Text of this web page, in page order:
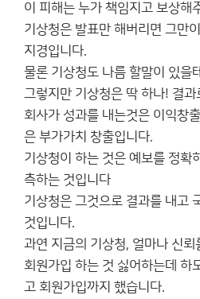
이 피해는 누가 책임지고 보상해
기상청은 발표만 해버리면 그만
지경입니다.
물론 기상청도 나름 할말이 있을
그렇지만 기상청은 딱 하나! 결과
회사가 성과를 내는것은 이익창
은 부가가치 창출입니다.
기상청이 하는 것은 예보를 정확
측하는 것입니다
기상청은 그것으로 결과를 내고
것입니다.
과연 지금의 기상청, 얼마나 신뢰
회원가입 하는 것 싫어하는데 하
고 회원가입까지 했습니다.